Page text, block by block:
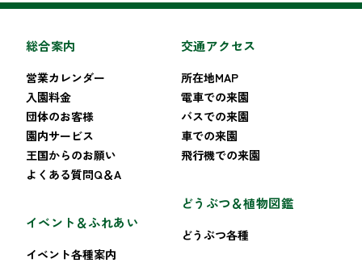
総合案内
営業カレンダー
入園料金
団体のお客様
園内サービス
王国からのお願い
よくある質問Q＆A
イベント＆ふれあい
イベント各種案内
交通アクセス
所在地MAP
電車での来園
バスでの来園
車での来園
飛行機での来園
どうぶつ＆植物図鑑
どうぶつ各種